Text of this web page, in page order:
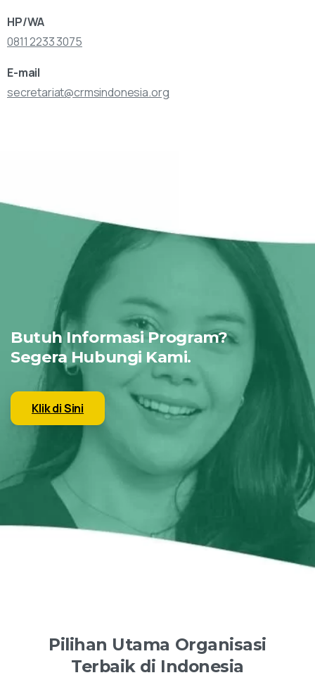
HP/WA
0811 2233 3075
E-mail
secretariat@crmsindonesia.org
Butuh Informasi Program?
Segera Hubungi Kami.
Klik di Sini
Pilihan Utama Organisasi
Terbaik di Indonesia